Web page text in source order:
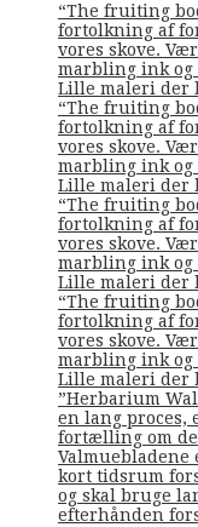
“The fruiting
fortolkning af
vores skove.
marbling ink og
Lille maleri der
“The fruiting
fortolkning af
vores skove.
marbling ink og
Lille maleri der
“The fruiting
fortolkning af
vores skove.
marbling ink og
Lille maleri der
“The fruiting
fortolkning af
vores skove.
marbling ink og
Lille maleri der
”Herbarium
en lang proces,
fortælling om
Valmuebladene
kort tidsrum
og skal bruge
efterhånden